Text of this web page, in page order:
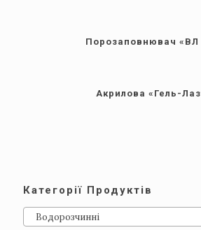
Порозаповнювач «ВЛ
Акрилова «Гель-
Категорії Продуктів
Водорозчинні